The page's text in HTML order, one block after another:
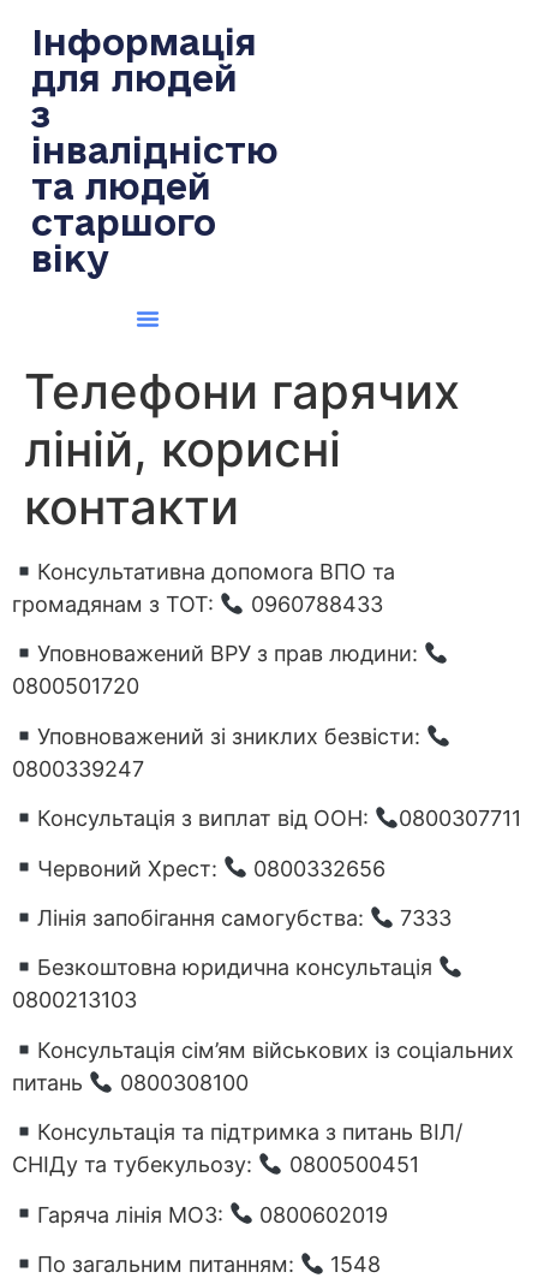
Інформація
для людей
з
інвалідністю
та людей
старшого
віку
Телефони гарячих
ліній, корисні
контакти
Консультативна допомога ВПО та
громадянам з ТОТ:
0960788433
Уповноважений ВРУ з прав людини:
0800501720
Уповноважений зі зниклих безвісти:
0800339247
Консультація з виплат від ООН:
0800307711
Червоний Хрест:
0800332656
Лінія запобігання самогубства:
7333
Безкоштовна юридична консультація
0800213103
Консультація сім’ям військових із соціальних
питань
0800308100
Консультація та підтримка з питань ВІЛ/
СНІДу та тубекульозу:
0800500451
Гаряча лінія МОЗ:
0800602019
По загальним питанням:
1548